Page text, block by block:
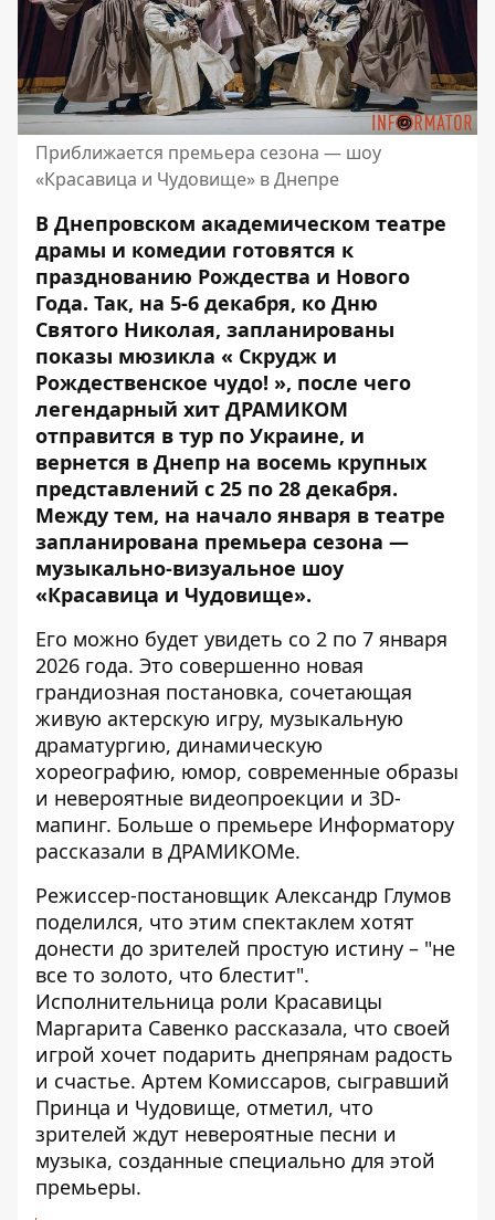
Приближается премьера сезона — шоу
«Красавица и Чудовище» в Днепре
В Днепровском академическом театре
драмы и комедии готовятся к
празднованию Рождества и Нового
Года. Так, на 5-6 декабря, ко Дню
Святого Николая, запланированы
показы мюзикла « Скрудж и
Рождественское чудо! », после чего
легендарный хит ДРАМИКОМ
отправится в тур по Украине, и
вернется в Днепр на восемь крупных
представлений с 25 по 28 декабря.
Между тем, на начало января в театре
запланирована премьера сезона —
музыкально-визуальное шоу
«Красавица и Чудовище».
Его можно будет увидеть со 2 по 7 января
2026 года. Это совершенно новая
грандиозная постановка, сочетающая
живую актерскую игру, музыкальную
драматургию, динамическую
хореографию, юмор, современные образы
и невероятные видеопроекции и 3D-
мапинг. Больше о премьере Информатору
рассказали в ДРАМИКОМе.
Режиссер-постановщик Александр Глумов
поделился, что этим спектаклем хотят
донести до зрителей простую истину – "не
все то золото, что блестит".
Исполнительница роли Красавицы
Маргарита Савенко рассказала, что своей
игрой хочет подарить днепрянам радость
и счастье. Артем Комиссаров, сыгравший
Принца и Чудовище, отметил, что
зрителей ждут невероятные песни и
музыка, созданные специально для этой
премьеры.